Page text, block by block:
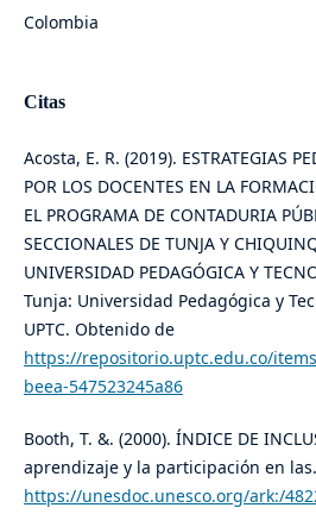
Colombia
Citas
Acosta, E. R. (2019). ESTRATEGIAS
POR LOS DOCENTES EN LA
EL PROGRAMA DE CONTADURIA
SECCIONALES DE TUNJA Y
UNIVERSIDAD PEDAGÓGICA Y
Tunja: Universidad Pedagógica y
UPTC. Obtenido de
https://repositorio.uptc.edu.co/
beea-547523245a86
Booth, T. &. (2000). ÍNDICE DE
aprendizaje y la participación en
https://unesdoc.unesco.org/ark:/